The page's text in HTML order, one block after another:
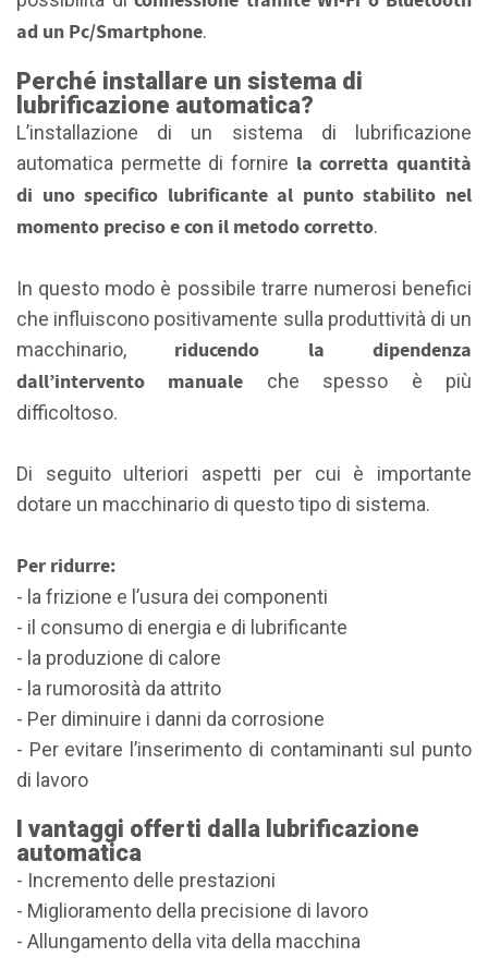
ad un Pc/Smartphone.
Perché installare un sistema di
lubrificazione automatica?
L’installazione di un sistema di lubrificazione
automatica permette di fornire la corretta quantità
di uno specifico lubrificante al punto stabilito nel
momento preciso e con il metodo corretto.
In questo modo è possibile trarre numerosi benefici
che influiscono positivamente sulla produttività di un
macchinario, riducendo la dipendenza
dall’intervento manuale che spesso è più
difficoltoso.
Di seguito ulteriori aspetti per cui è importante
dotare un macchinario di questo tipo di sistema.
Per ridurre:
- la frizione e l’usura dei componenti
- il consumo di energia e di lubrificante
- la produzione di calore
- la rumorosità da attrito
- Per diminuire i danni da corrosione
- Per evitare l’inserimento di contaminanti sul punto
di lavoro
I vantaggi offerti dalla lubrificazione
automatica
- Incremento delle prestazioni
- Miglioramento della precisione di lavoro
- Allungamento della vita della macchina